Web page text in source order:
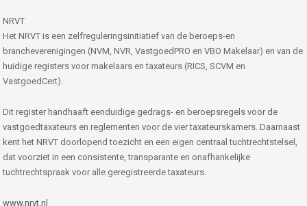
NRVT
Het NRVT is een zelfreguleringsinitiatief van de beroeps-en
brancheverenigingen (NVM, NVR, VastgoedPRO en VBO Makelaar) en van de
huidige registers voor makelaars en taxateurs (RICS, SCVM en
VastgoedCert).
Dit register handhaaft eenduidige gedrags- en beroepsregels voor de
vastgoedtaxateurs en reglementen voor de vier taxateurskamers. Daarnaast
kent het NRVT doorlopend toezicht en een eigen centraal tuchtrechtstelsel,
dat voorziet in een consistente, transparante en onafhankelijke
tuchtrechtspraak voor alle geregistreerde taxateurs.
www.nrvt.nl